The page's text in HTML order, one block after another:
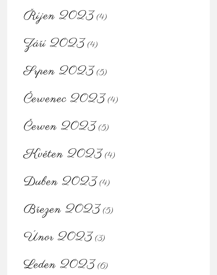
Říjen 2023 (4)
Září 2023 (4)
Srpen 2023 (5)
Červenec 2023 (4)
Červen 2023 (5)
Květen 2023 (4)
Duben 2023 (4)
Březen 2023 (5)
Únor 2023 (3)
Leden 2023 (6)